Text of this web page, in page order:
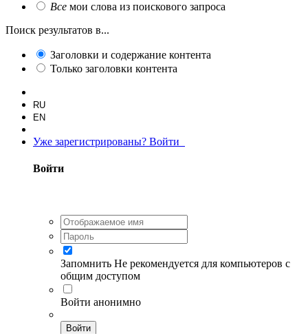
Все мои слова из поискового запроса
Поиск результатов в...
Заголовки и содержание контента
Только заголовки контента
RU
EN
Уже зарегистрированы? Войти
Войти
Запомнить Не рекомендуется для компьютеров с
общим доступом
Войти анонимно
Войти